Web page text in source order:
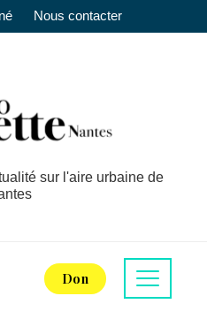
Nous contacter
sur l'aire urbaine de
Don